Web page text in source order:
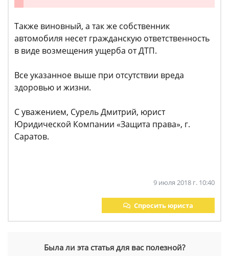
Также виновный, а так же собственник
автомобиля несет гражданскую ответственность
в виде возмещения ущерба от ДТП.
Все указанное выше при отсутствии вреда
здоровью и жизни.
С уважением, Сурель Дмитрий, юрист
Юридической Компании «Защита права», г.
Саратов.
9 июля 2018 г. 10:40
Спросить юриста
Была ли эта статья для вас полезной?